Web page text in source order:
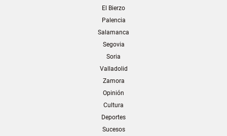
El Bierzo
Palencia
Salamanca
Segovia
Soria
Valladolid
Zamora
Opinión
Cultura
Deportes
Sucesos